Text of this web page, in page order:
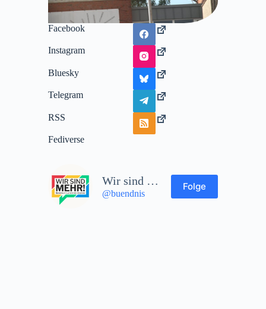
Facebook
Instagram
Bluesky
Telegram
RSS
Fediverse
Wir sind mehr!
@buendnis
Folge